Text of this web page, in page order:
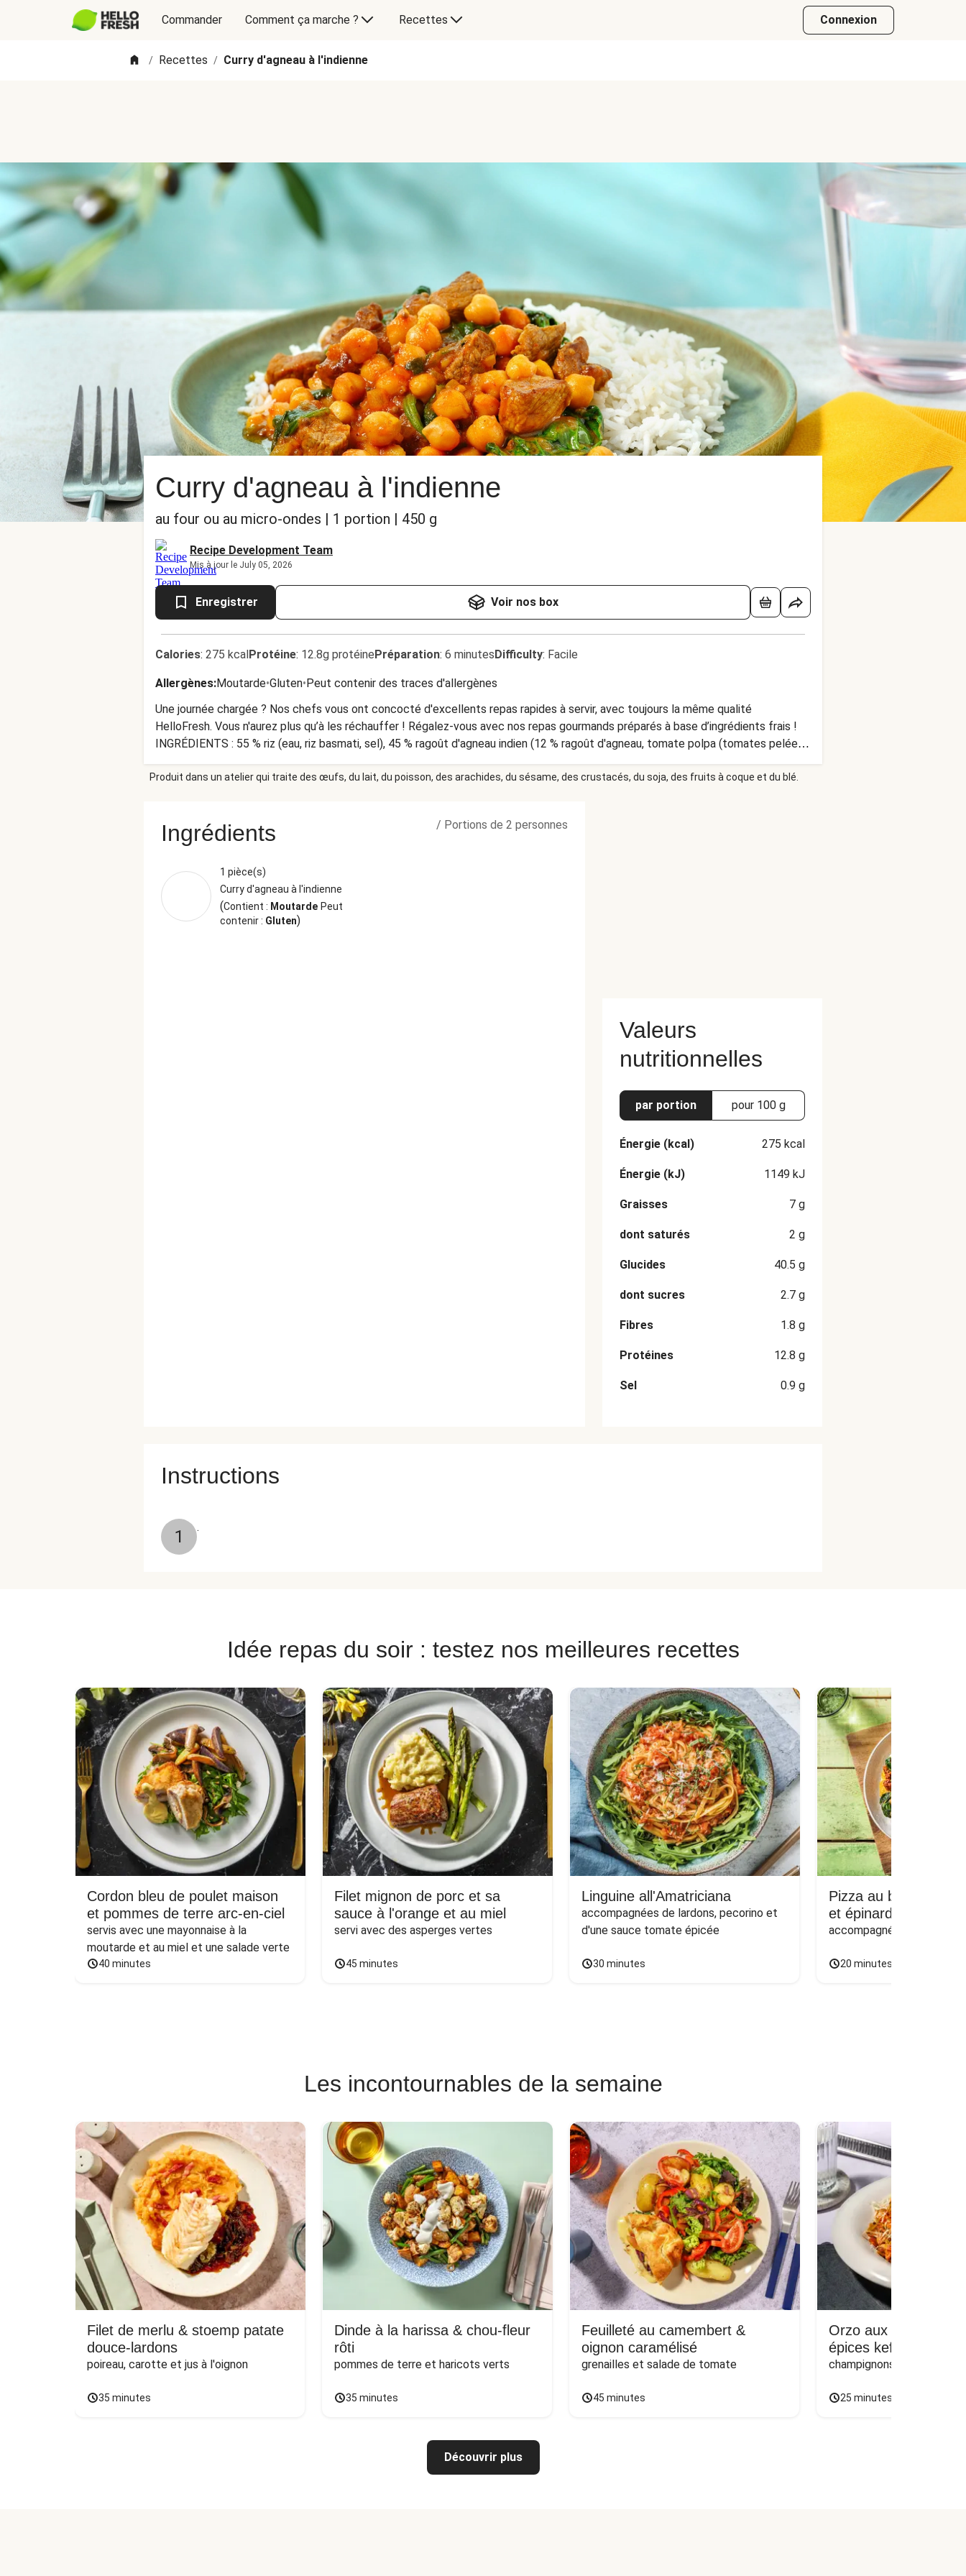
Commander Comment ça marche ? Recettes Connexion
/ Recettes / Curry d'agneau à l'indienne
Curry d'agneau à l'indienne
au four ou au micro-ondes | 1 portion | 450 g
Recipe Development Team
Mis à jour le July 05, 2026
Enregistrer Voir nos box
Calories: 275 kcalProtéine: 12.8g protéinePréparation: 6 minutesDifficulty: Facile
Allergènes:Moutarde•Gluten•Peut contenir des traces d'allergènes
Une journée chargée ? Nos chefs vous ont concocté d'excellents repas rapides à servir, avec toujours la même qualité
HelloFresh. Vous n'aurez plus qu’à les réchauffer ! Régalez-vous avec nos repas gourmands préparés à base d’ingrédients frais !
INGRÉDIENTS : 55 % riz (eau, riz basmati, sel), 45 % ragoût d'agneau indien (12 % ragoût d'agneau, tomate polpa (tomates pelées,
jus de tomate, acidifiant : acide citrique), oignon, épinards, pois chiches, huile de tournesol, purée d'ail (ail, eau , sel, acidifiant : acide
citrique, fibre d'agrume), purée de gingembre (gingembre, eau, sel, huile de tournesol, huile de navette, acidifiant : acide citrique,
cumin, poivre noir, gingembre, clous de girofle, cannelle, cardamome)) CONSERVATION ET PRÉPARATION : À conserver au frais
(max. 7 °C). Durée de conservation limitée après ouverture. Au four (à air chaud) (200 °C) : retirer l'emballage, couvrir la plaque avec
du papier aluminium et enfourner 20 minutes. Au four à micro-ondes (900 Watt) : percer des trous dans le film, le placer au milieu
du four à micro-ondes (Attention : l'emballage ne doit pas toucher les parois du micro-ondes) et chauffer pendant 6 minutes.
HelloFresh Antwoordnummer 39162 1090 WC Amsterdam Pays-Bas
Produit dans un atelier qui traite des œufs, du lait, du poisson, des arachides, du sésame, des crustacés, du soja, des fruits à coque et du blé.
Ingrédients / Portions de 2 personnes
1 pièce(s)
Curry d'agneau à l'indienne
(Contient : Moutarde Peut
contenir : Gluten)
Valeurs
nutritionnelles
par portion pour 100 g
Énergie (kcal) 275 kcal
Énergie (kJ) 1149 kJ
Graisses 7 g
dont saturés 2 g
Glucides 40.5 g
dont sucres 2.7 g
Fibres 1.8 g
Protéines 12.8 g
Sel 0.9 g
Instructions
1 .
Idée repas du soir : testez nos meilleures recettes
Cordon bleu de poulet maison
et pommes de terre arc-en-ciel
servis avec une mayonnaise à la
moutarde et au miel et une salade verte
40 minutes
Filet mignon de porc et sa
sauce à l'orange et au miel
servi avec des asperges vertes
45 minutes
Linguine all'Amatriciana
accompagnées de lardons, pecorino et
d'une sauce tomate épicée
30 minutes
Pizza au bœuf
et épinards sur naan
accompagnée d'une salade
20 minutes
Les incontournables de la semaine
Filet de merlu & stoemp patate
douce-lardons
poireau, carotte et jus à l'oignon
35 minutes
Dinde à la harissa & chou-fleur
rôti
pommes de terre et haricots verts
35 minutes
Feuilleté au camembert &
oignon caramélisé
grenailles et salade de tomate
45 minutes
Orzo aux boulettes
épices kefta
champignons, poireau et
25 minutes
Découvrir plus